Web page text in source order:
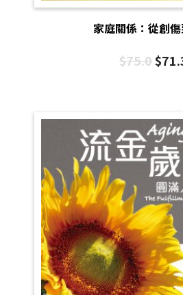
家庭關係：從創
$75.0$